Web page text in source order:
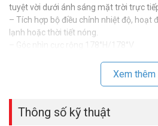
tuyệt vời dưới ánh sáng mặt trời trực
– Tích hợp bộ điều chỉnh nhiệt độ,
lạnh hoặc thời tiết nóng.
– Góc nhìn cực rộng 178°H/178°V
– Nền tảng MPS do Dahua cung cấp,
– CPU: Cortex A56 1.6GHz Quad Core
– RAM: 2GB.
Xem thêm
Thông số kỹ thuật